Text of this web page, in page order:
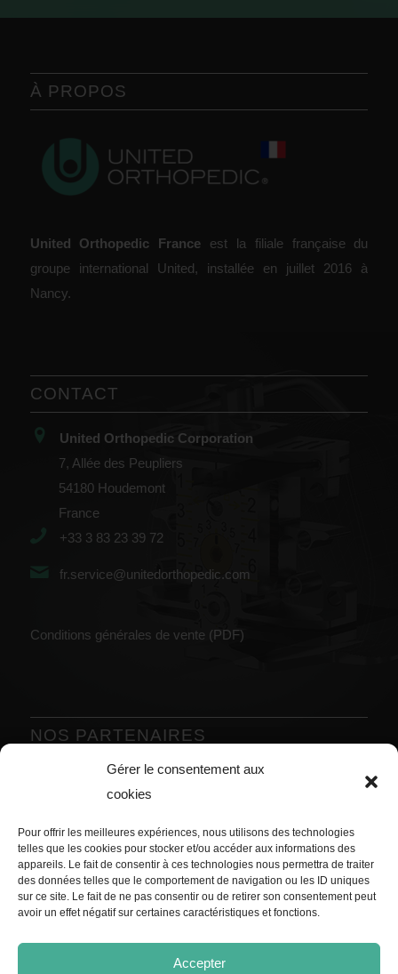
Gérer le consentement aux
cookies
Pour offrir les meilleures expériences, nous utilisons des technologies
telles que les cookies pour stocker et/ou accéder aux informations des
appareils. Le fait de consentir à ces technologies nous permettra de traiter
des données telles que le comportement de navigation ou les ID uniques
sur ce site. Le fait de ne pas consentir ou de retirer son consentement peut
avoir un effet négatif sur certaines caractéristiques et fonctions.
Accepter
À PROPOS
United Orthopedic France est la filiale française du
groupe international United, installée en juillet 2016 à
Nancy.
CONTACT
United Orthopedic Corporation
7, Allée des Peupliers
54180 Houdemont
France
+33 3 83 23 39 72
fr.service@unitedorthopedic.com
Conditions générales de vente (PDF)
NOS PARTENAIRES
PrécédentSuivant